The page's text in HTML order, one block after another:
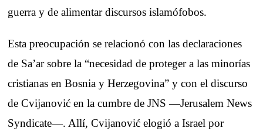
guerra y de alimentar discursos islamófobos.
Esta preocupación se relacionó con las declaraciones
de Sa’ar sobre la “necesidad de proteger a las minorías
cristianas en Bosnia y Herzegovina” y con el discurso
de Cvijanović en la cumbre de JNS —Jerusalem News
Syndicate—. Allí, Cvijanović elogió a Israel por